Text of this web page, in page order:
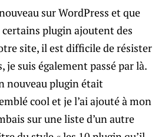
sur WordPress et que
certains plugin ajoutent des
site, il est difficile de résister
je suis également passé par là.
nouveau plugin était
cool et je l’ai ajouté à mon
sur une liste d’un autre